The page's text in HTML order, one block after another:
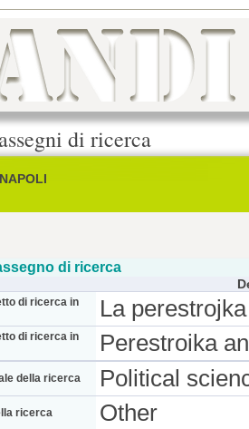
di ricerca
di ricerca
di ricerca in
La
di ricerca in
Perestroika
della ricerca Political
ricerca Other